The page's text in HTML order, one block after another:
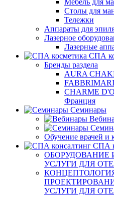
Мебель для
Столы для
Тележки
Аппараты для
Лазерное
Лазерные
СПА
Бренды раздела
AURA
CHARME
Франция
Семинары
Обучение врачей и
СПА
ОБОРУДОВАНИЕ
УСЛУГИ ДЛЯ
УСЛУГИ ДЛЯ